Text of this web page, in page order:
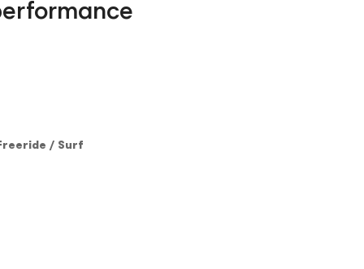
/ Surf